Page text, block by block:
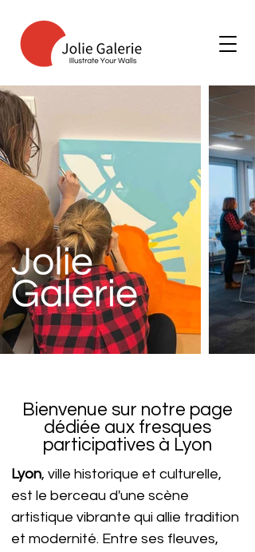
Bienvenue sur notre page
dédiée aux fresques
participatives à Lyon
Lyon, ville historique et culturelle,
est le berceau d'une scène
artistique vibrante qui allie tradition
et modernité. Entre ses fleuves,